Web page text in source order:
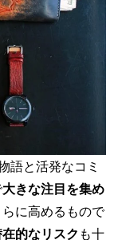
語と活発なコミ
大きな注目を集め
に高めるもので
的なリスク も十